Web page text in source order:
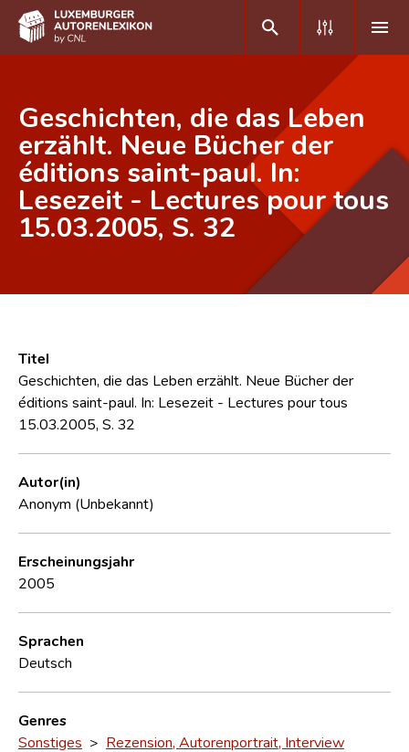
DE FR
Home
Autor(inn)en A-Z
Erweiterte Suche
Forschungsgruppe
Kontakt
Geschichten, die das Leben
erzählt. Neue Bücher der
éditions saint-paul. In:
Lesezeit - Lectures pour tous
15.03.2005, S. 32
Titel
Geschichten, die das Leben erzählt. Neue Bücher der
éditions saint-paul. In: Lesezeit - Lectures pour tous
15.03.2005, S. 32
Autor(in)
Anonym (Unbekannt)
Erscheinungsjahr
2005
Sprachen
Deutsch
Genres
Sonstiges > Rezension, Autorenportrait, Interview